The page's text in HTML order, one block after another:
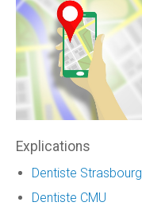
Explications
Dentiste Strasbourg
Dentiste CMU